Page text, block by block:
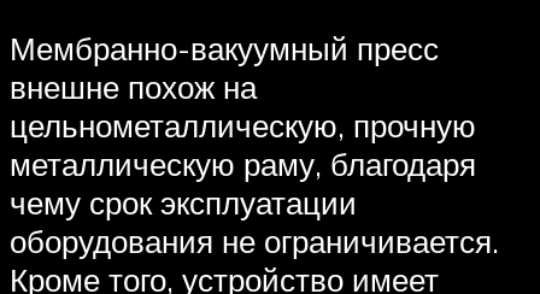
Мембранно-вакуумный пресс
внешне похож на
цельнометаллическую, прочную
металлическую раму, благодаря
чему срок эксплуатации
оборудования не ограничивается.
Кроме того, устройство имеет